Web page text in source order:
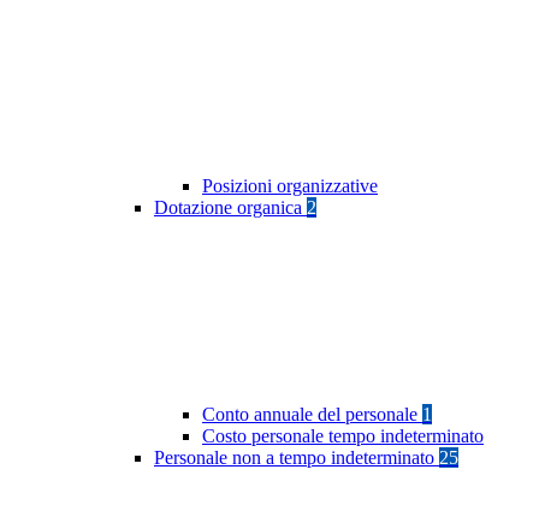
Posizioni organizzative
Dotazione organica 2
Conto annuale del personale 1
Costo personale tempo indeterminato
Personale non a tempo indeterminato 25